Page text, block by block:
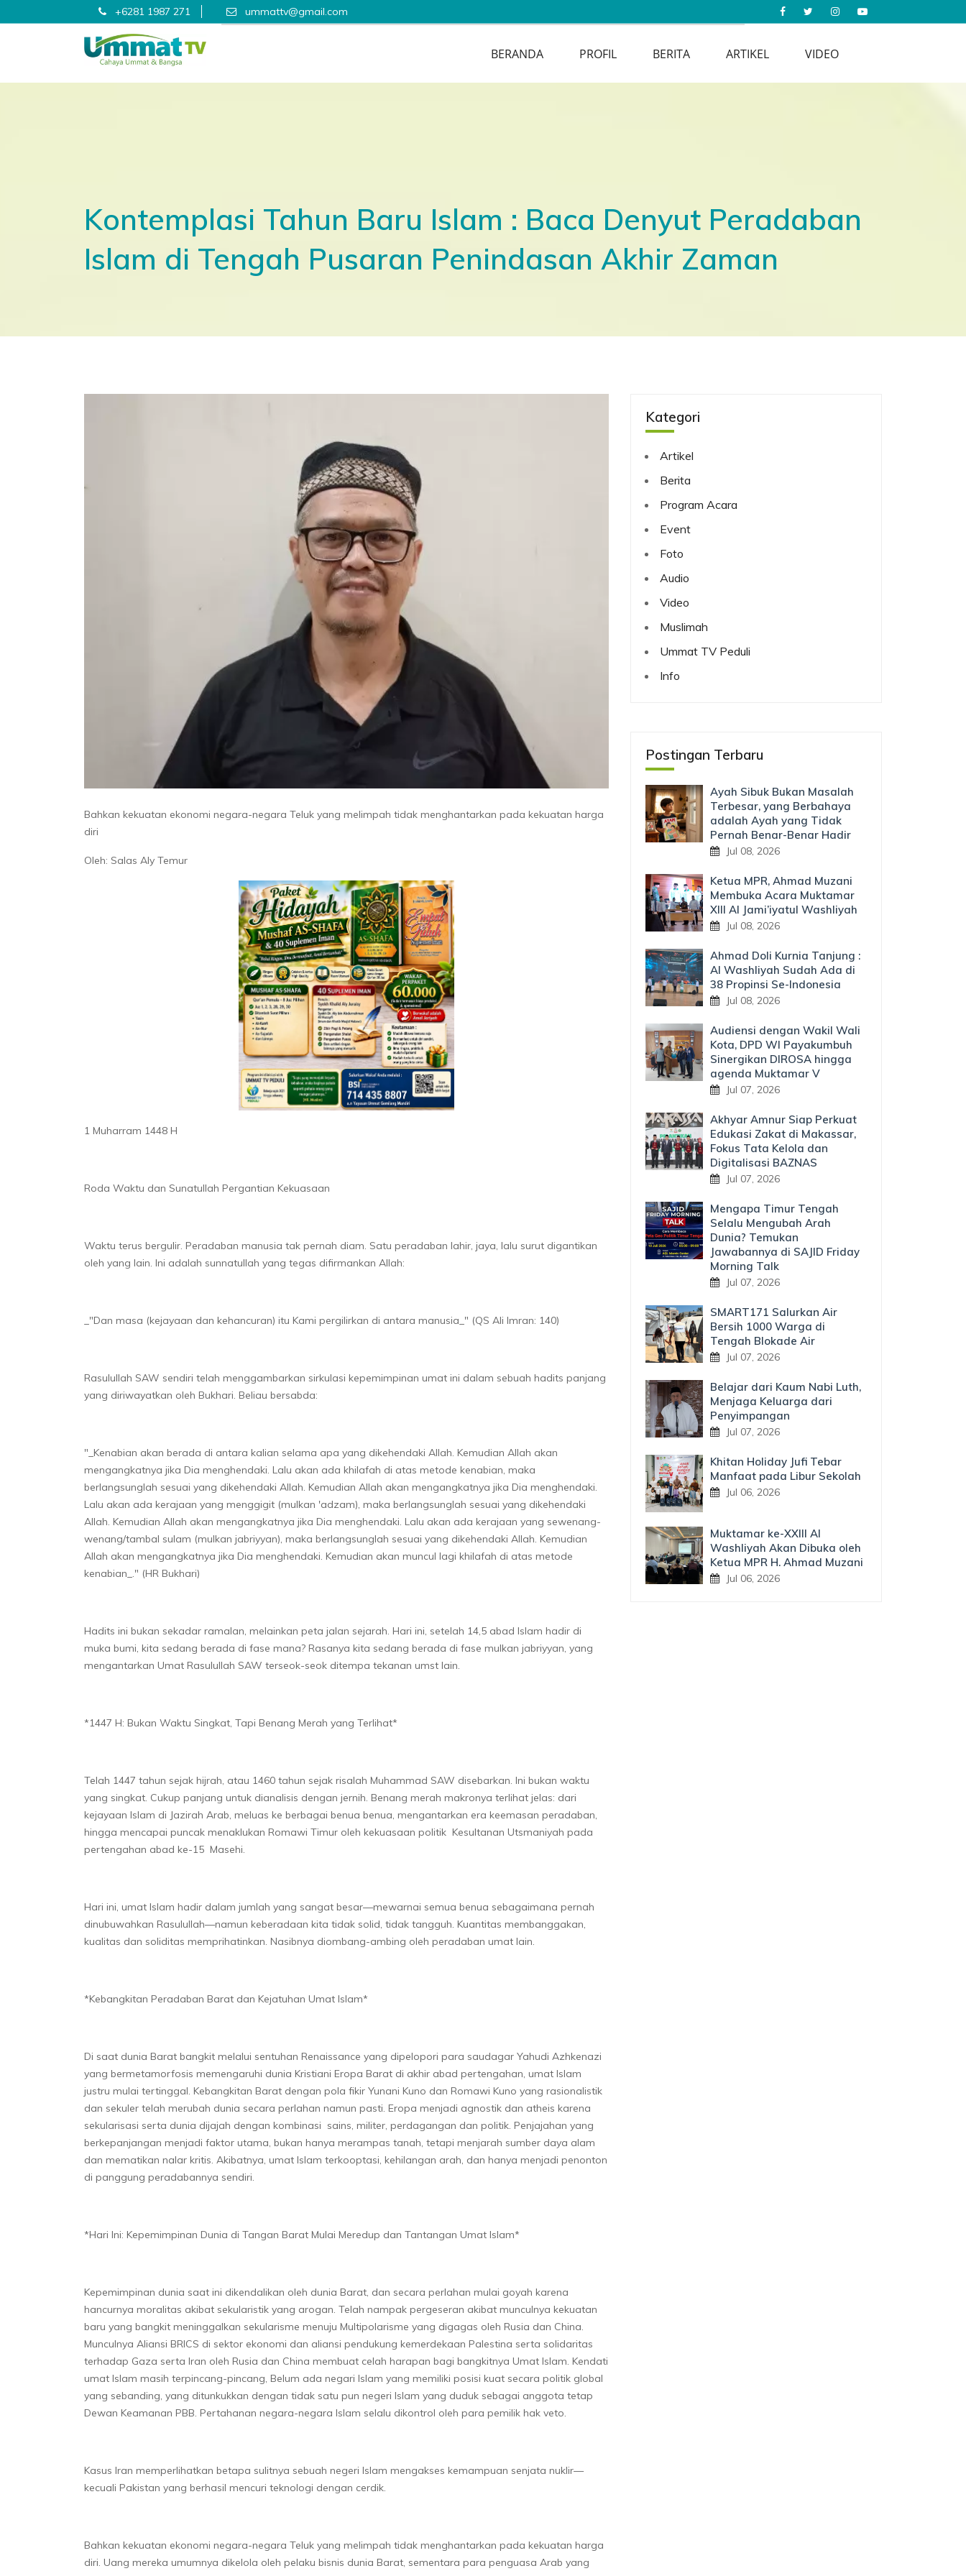
+6281 1987 271 ummattv@gmail.com
BERANDA PROFIL BERITA ARTIKEL VIDEO
Kontemplasi Tahun Baru Islam : Baca Denyut Peradaban
Islam di Tengah Pusaran Penindasan Akhir Zaman
Bahkan kekuatan ekonomi negara-negara Teluk yang melimpah tidak menghantarkan pada kekuatan harga
diri
Oleh: Salas Aly Temur
1 Muharram 1448 H
Roda Waktu dan Sunatullah Pergantian Kekuasaan
Waktu terus bergulir. Peradaban manusia tak pernah diam. Satu peradaban lahir, jaya, lalu surut digantikan
oleh yang lain. Ini adalah sunnatullah yang tegas difirmankan Allah:
_"Dan masa (kejayaan dan kehancuran) itu Kami pergilirkan di antara manusia_" (QS Ali Imran: 140)
Rasulullah SAW sendiri telah menggambarkan sirkulasi kepemimpinan umat ini dalam sebuah hadits panjang
yang diriwayatkan oleh Bukhari. Beliau bersabda:
"_Kenabian akan berada di antara kalian selama apa yang dikehendaki Allah. Kemudian Allah akan
mengangkatnya jika Dia menghendaki. Lalu akan ada khilafah di atas metode kenabian, maka
berlangsunglah sesuai yang dikehendaki Allah. Kemudian Allah akan mengangkatnya jika Dia menghendaki.
Lalu akan ada kerajaan yang menggigit (mulkan 'adzam), maka berlangsunglah sesuai yang dikehendaki
Allah. Kemudian Allah akan mengangkatnya jika Dia menghendaki. Lalu akan ada kerajaan yang sewenang-
wenang/tambal sulam (mulkan jabriyyan), maka berlangsunglah sesuai yang dikehendaki Allah. Kemudian
Allah akan mengangkatnya jika Dia menghendaki. Kemudian akan muncul lagi khilafah di atas metode
kenabian_." (HR Bukhari)
Hadits ini bukan sekadar ramalan, melainkan peta jalan sejarah. Hari ini, setelah 14,5 abad Islam hadir di
muka bumi, kita sedang berada di fase mana? Rasanya kita sedang berada di fase mulkan jabriyyan, yang
mengantarkan Umat Rasulullah SAW terseok-seok ditempa tekanan umst lain.
*1447 H: Bukan Waktu Singkat, Tapi Benang Merah yang Terlihat*
Telah 1447 tahun sejak hijrah, atau 1460 tahun sejak risalah Muhammad SAW disebarkan. Ini bukan waktu
yang singkat. Cukup panjang untuk dianalisis dengan jernih. Benang merah makronya terlihat jelas: dari
kejayaan Islam di Jazirah Arab, meluas ke berbagai benua benua, mengantarkan era keemasan peradaban,
hingga mencapai puncak menaklukan Romawi Timur oleh kekuasaan politik Kesultanan Utsmaniyah pada
pertengahan abad ke-15 Masehi.
Hari ini, umat Islam hadir dalam jumlah yang sangat besar—mewarnai semua benua sebagaimana pernah
dinubuwahkan Rasulullah—namun keberadaan kita tidak solid, tidak tangguh. Kuantitas membanggakan,
kualitas dan soliditas memprihatinkan. Nasibnya diombang-ambing oleh peradaban umat lain.
*Kebangkitan Peradaban Barat dan Kejatuhan Umat Islam*
Di saat dunia Barat bangkit melalui sentuhan Renaissance yang dipelopori para saudagar Yahudi Azhkenazi
yang bermetamorfosis memengaruhi dunia Kristiani Eropa Barat di akhir abad pertengahan, umat Islam
justru mulai tertinggal. Kebangkitan Barat dengan pola fikir Yunani Kuno dan Romawi Kuno yang rasionalistik
dan sekuler telah merubah dunia secara perlahan namun pasti. Eropa menjadi agnostik dan atheis karena
sekularisasi serta dunia dijajah dengan kombinasi sains, militer, perdagangan dan politik. Penjajahan yang
berkepanjangan menjadi faktor utama, bukan hanya merampas tanah, tetapi menjarah sumber daya alam
dan mematikan nalar kritis. Akibatnya, umat Islam terkooptasi, kehilangan arah, dan hanya menjadi penonton
di panggung peradabannya sendiri.
*Hari Ini: Kepemimpinan Dunia di Tangan Barat Mulai Meredup dan Tantangan Umat Islam*
Kepemimpinan dunia saat ini dikendalikan oleh dunia Barat, dan secara perlahan mulai goyah karena
hancurnya moralitas akibat sekularistik yang arogan. Telah nampak pergeseran akibat munculnya kekuatan
baru yang bangkit meninggalkan sekularisme menuju Multipolarisme yang digagas oleh Rusia dan China.
Munculnya Aliansi BRICS di sektor ekonomi dan aliansi pendukung kemerdekaan Palestina serta solidaritas
terhadap Gaza serta Iran oleh Rusia dan China membuat celah harapan bagi bangkitnya Umat Islam. Kendati
umat Islam masih terpincang-pincang, Belum ada negari Islam yang memiliki posisi kuat secara politik global
yang sebanding, yang ditunkukkan dengan tidak satu pun negeri Islam yang duduk sebagai anggota tetap
Dewan Keamanan PBB. Pertahanan negara-negara Islam selalu dikontrol oleh para pemilik hak veto.
Kasus Iran memperlihatkan betapa sulitnya sebuah negeri Islam mengakses kemampuan senjata nuklir—
kecuali Pakistan yang berhasil mencuri teknologi dengan cerdik.
Bahkan kekuatan ekonomi negara-negara Teluk yang melimpah tidak menghantarkan pada kekuatan harga
diri. Uang mereka umumnya dikelola oleh pelaku bisnis dunia Barat, sementara para penguasa Arab yang
Kategori
Artikel
Berita
Program Acara
Event
Foto
Audio
Video
Muslimah
Ummat TV Peduli
Info
Postingan Terbaru
Ayah Sibuk Bukan Masalah
Terbesar, yang Berbahaya
adalah Ayah yang Tidak
Pernah Benar-Benar Hadir
Jul 08, 2026
Ketua MPR, Ahmad Muzani
Membuka Acara Muktamar
XIII Al Jami’iyatul Washliyah
Jul 08, 2026
Ahmad Doli Kurnia Tanjung :
Al Washliyah Sudah Ada di
38 Propinsi Se-Indonesia
Jul 08, 2026
Audiensi dengan Wakil Wali
Kota, DPD WI Payakumbuh
Sinergikan DIROSA hingga
agenda Muktamar V
Jul 07, 2026
Akhyar Amnur Siap Perkuat
Edukasi Zakat di Makassar,
Fokus Tata Kelola dan
Digitalisasi BAZNAS
Jul 07, 2026
Mengapa Timur Tengah
Selalu Mengubah Arah
Dunia? Temukan
Jawabannya di SAJID Friday
Morning Talk
Jul 07, 2026
SMART171 Salurkan Air
Bersih 1000 Warga di
Tengah Blokade Air
Jul 07, 2026
Belajar dari Kaum Nabi Luth,
Menjaga Keluarga dari
Penyimpangan
Jul 07, 2026
Khitan Holiday Jufi Tebar
Manfaat pada Libur Sekolah
Jul 06, 2026
Muktamar ke-XXIII Al
Washliyah Akan Dibuka oleh
Ketua MPR H. Ahmad Muzani
Jul 06, 2026